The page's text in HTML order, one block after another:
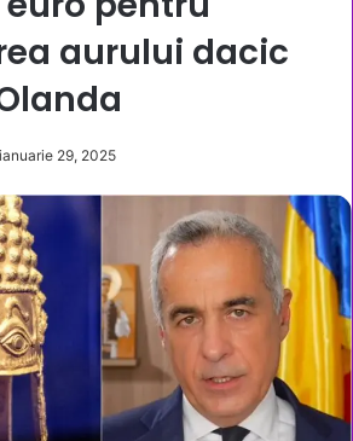
aurului dacic
ianuarie 29, 2025